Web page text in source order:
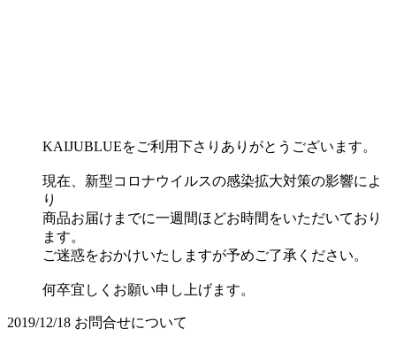
KAIJUBLUEをご利用下さりありがとうございます。
現在、新型コロナウイルスの感染拡大対策の影響によ
り
商品お届けまでに一週間ほどお時間をいただいており
ます。
ご迷惑をおかけいたしますが予めご了承ください。
何卒宜しくお願い申し上げます。
2019/12/18 お問合せについて